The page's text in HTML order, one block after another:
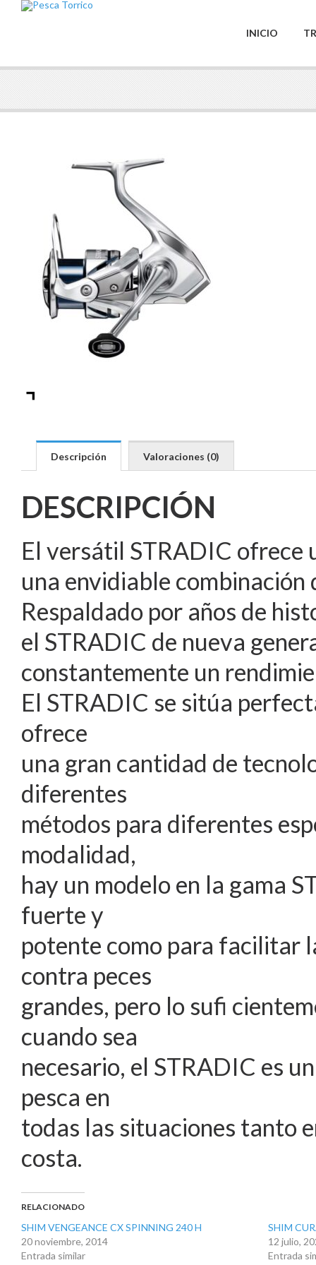
INICIO
Descripción Valoraciones (0)
DESCRIPCIÓN
El versátil STRADIC ofrece
una envidiable
Respaldado por años de
el STRADIC de nueva
constantemente un
El STRADIC se sitúa
ofrece
una gran cantidad de
diferentes
métodos para diferentes
modalidad,
hay un modelo en la gama
fuerte y
potente como para facilitar
contra peces
grandes, pero lo sufi
cuando sea
necesario, el STRADIC es
pesca en
todas las situaciones tanto
costa.
RELACIONADO
SHIM VENGEANCE CX SPINNING 240 H
20 noviembre, 2014
Entrada similar
SHIM
12 julio,
Entrada